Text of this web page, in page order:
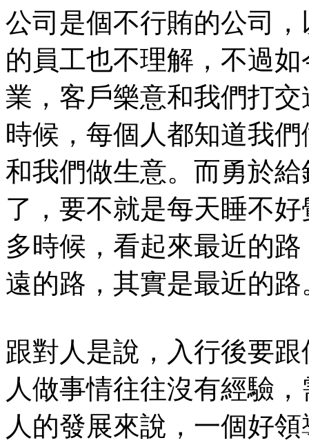
公司是個不行賄的公司
的員工也不理解，不過
業，客戶樂意和我們打
時候，每個人都知道我
和我們做生意。而勇於
了，要不就是每天睡不
多時候，看起來最近的
遠的路，其實是最近的
跟對人是說，入行後要
人做事情往往沒有經驗
人的發展來說，一個好